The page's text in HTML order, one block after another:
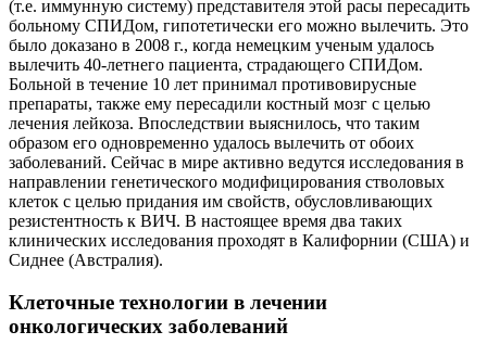
(т.е. иммунную систему) представителя этой расы пересадить
больному СПИДом, гипотетически его можно вылечить. Это
было доказано в 2008 г., когда немецким ученым удалось
вылечить 40-летнего пациента, страдающего СПИДом.
Больной в течение 10 лет принимал противовирусные
препараты, также ему пересадили костный мозг с целью
лечения лейкоза. Впоследствии выяснилось, что таким
образом его одновременно удалось вылечить от обоих
заболеваний. Сейчас в мире активно ведутся исследования в
направлении генетического модифицирования стволовых
клеток с целью придания им свойств, обусловливающих
резистентность к ВИЧ. В настоящее время два таких
клинических исследования проходят в Калифорнии (США) и
Сиднее (Австралия).
Клеточные технологии в лечении
онкологических заболеваний